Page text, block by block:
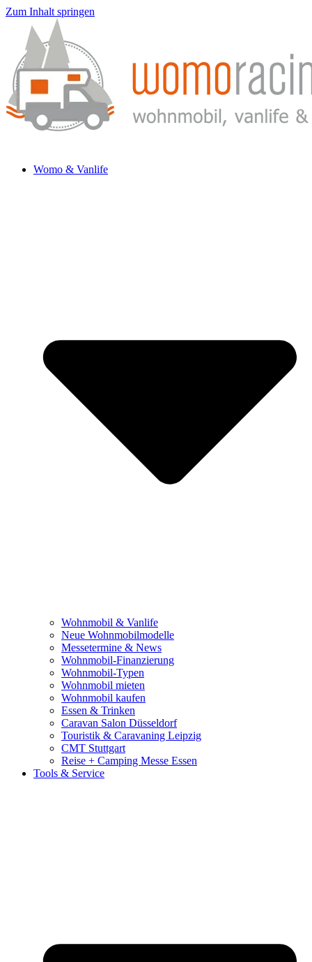
Zum Inhalt springen
Womo & Vanlife
Wohnmobil & Vanlife
Neue Wohnmobilmodelle
Messetermine & News
Wohnmobil-Finanzierung
Wohnmobil-Typen
Wohnmobil mieten
Wohnmobil kaufen
Essen & Trinken
Caravan Salon Düsseldorf
Touristik & Caravaning Leipzig
CMT Stuttgart
Reise + Camping Messe Essen
Tools & Service